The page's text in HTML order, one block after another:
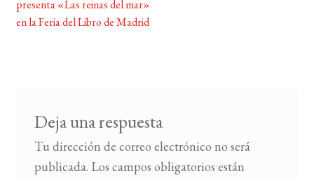
LISTA DE LIBROS
de
presenta «Las reinas del mar»
en la Feria del Libro de Madrid
Deja una respuesta
Tu dirección de correo electrónico no será
publicada. Los campos obligatorios están